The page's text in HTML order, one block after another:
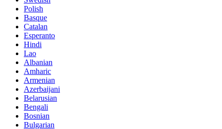
Polish
Basque
Catalan
Esperanto
Hindi
Lao
Albanian
Amharic
Armenian
Azerbaijani
Belarusian
Bengali
Bosnian
Bulgarian